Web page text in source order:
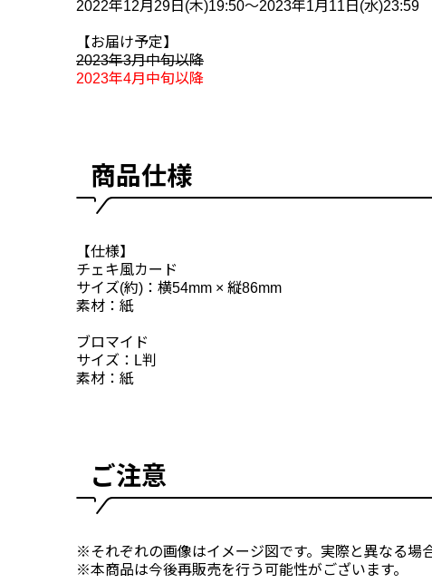
2022年12月29日(木)19:50～2023年1月11日(水)23:59
【お届け予定】
2023年3月中旬以降
2023年4月中旬以降
商品仕様
【仕様】
チェキ風カード
サイズ(約)：横54mm × 縦86mm
素材：紙
ブロマイド
サイズ：L判
素材：紙
ご注意
※それぞれの画像はイメージ図です。実際と異なる場
※本商品は今後再販売を行う可能性がございます。